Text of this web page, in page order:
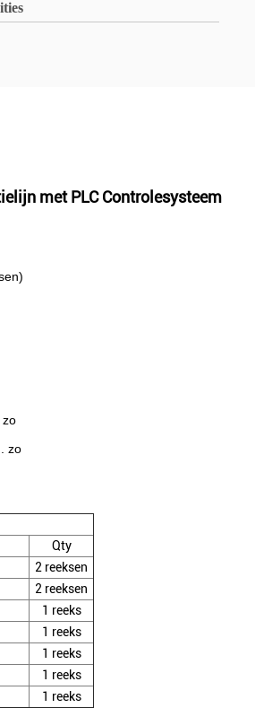
met PLC Controlesysteem
zo
zo
Qty
2 reeksen
2 reeksen
1 reeks
1 reeks
1 reeks
1 reeks
1 reeks